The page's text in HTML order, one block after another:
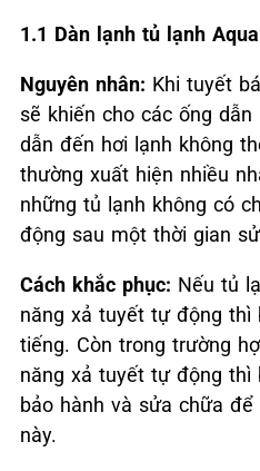
1.1 Dàn lạnh tủ lạnh
Nguyên nhân: Khi tuyết
sẽ khiến cho các ống
dẫn đến hơi lạnh không
thường xuất hiện nhiều
những tủ lạnh không có
động sau một thời gian
Cách khắc phục: Nếu tủ
năng xả tuyết tự động
tiếng. Còn trong trường
năng xả tuyết tự động thì
bảo hành và sửa chữa
này.